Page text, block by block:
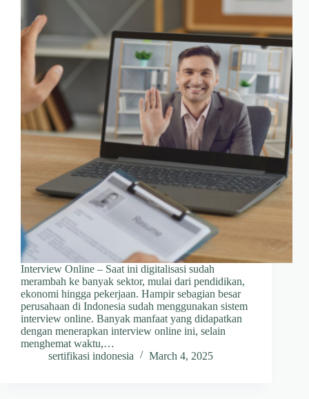
Interview Online – Saat ini digitalisasi sudah
merambah ke banyak sektor, mulai dari pendidikan,
ekonomi hingga pekerjaan. Hampir sebagian besar
perusahaan di Indonesia sudah menggunakan sistem
interview online. Banyak manfaat yang didapatkan
dengan menerapkan interview online ini, selain
menghemat waktu,…
sertifikasi indonesia
March 4, 2025